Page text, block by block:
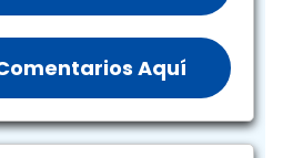
Aquí